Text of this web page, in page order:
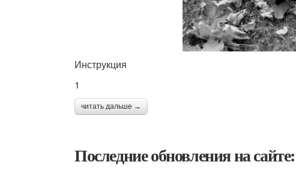
Инструкция
1
читать дальше →
Последние обновления на сайте: